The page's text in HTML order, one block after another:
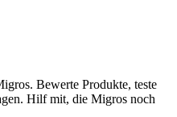
Bewerte Produkte, teste
Hilf mit, die Migros noch